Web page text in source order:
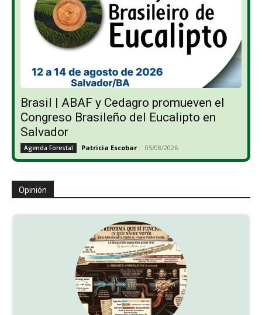
Brasil | ABAF y Cedagro promueven el
Congreso Brasileño del Eucalipto en
Salvador
Agenda Forestal Patricia Escobar - 05/08/2026
Opinión